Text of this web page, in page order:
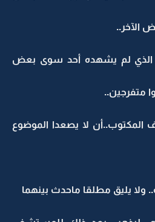
الآخر..
الذي لم يشهده أحد سوى بعض
متفرجين..
المكتوب..أن لا يصعدا الموضوع
ولا يليق مطلقا ماحدث بينهما